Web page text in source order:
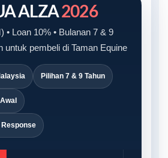
ALZA2026
• Loan 10% • Bulanan 7 & 9
untuk pembeli di Taman Equine
Pilihan 7 & 9 Tahun